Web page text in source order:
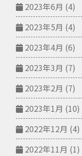
2023年6月 (4)
2023年5月 (4)
2023年4月 (6)
2023年3月 (7)
2023年2月 (7)
2023年1月 (10)
2022年12月 (4)
2022年11月 (1)